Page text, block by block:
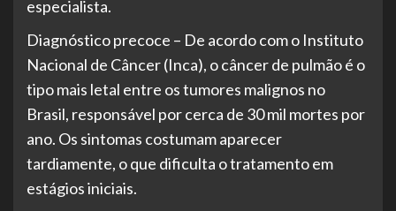
especialista.
Diagnóstico precoce – De acordo com o Instituto
Nacional de Câncer (Inca), o câncer de pulmão é o
tipo mais letal entre os tumores malignos no
Brasil, responsável por cerca de 30 mil mortes por
ano. Os sintomas costumam aparecer
tardiamente, o que dificulta o tratamento em
estágios iniciais.